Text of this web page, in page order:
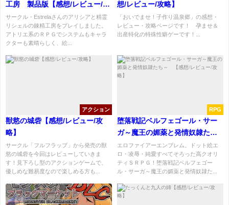
工房 製品版【感想/レビュー/攻
略】
サークル・Estrelaさんのアリシアと精霊
リシェルの錬精工房をプレイしました。
アトリエ系のＲＰＧでシステムもキャラ
クターも素晴らしく、絵...
想/レビュー/攻略】
「おいでませ！子作り温泉郷」の感想・
レビュー・攻略ページです！ 孕ませ＆
出産特化の特殊性癖ゲーです！...
アクション
獣慾の城砦【感想/レビュー/攻
略】
サークル「フルフラップ」から発売の獣
慾の城砦を今回はレビューしていきま
す！見下ろし型のアクションゲームで、
優しめな難易度なので楽しめる方も...
RPG
堕落戦記ベルフェゴール・サー
ガ～魔王の媚薬と発情奴隷たち
～ 【感想/レビュー/攻略】
エロファイアーエンブレム。ドット絵エ
ロ・凌辱・純愛すべてそろった高クオリ
ティＳＲＰＧ！堕落戦記ベルフェゴー
ル・サーガ～魔王の媚薬と発情奴隷た...